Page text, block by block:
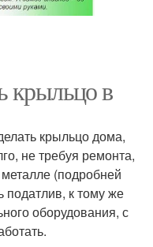
крыльцо в
крыльцо дома,
не требуя ремонта,
(подробней
податлив, к тому же
оборудования, с